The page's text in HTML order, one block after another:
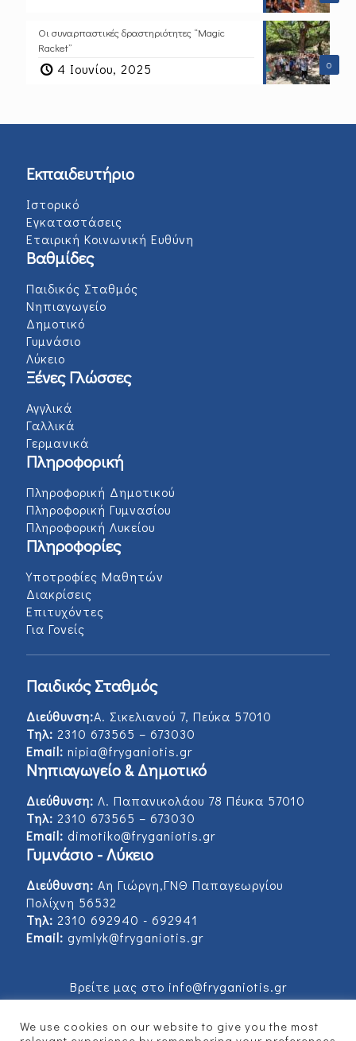
0
Οι συναρπαστικές δραστηριότητες “Magic
Racket”
4 Ιουνίου, 2025
Εκπαιδευτήριο
Ιστορικό
Εγκαταστάσεις
Εταιρική Κοινωνική Ευθύνη
Βαθμίδες
Παιδικός Σταθμός
Νηπιαγωγείο
Δημοτικό
Γυμνάσιο
Λύκειο
Ξένες Γλώσσες
Αγγλικά
Γαλλικά
Γερμανικά
Πληροφορική
Πληροφορική Δημοτικού
Πληροφορική Γυμνασίου
Πληροφορική Λυκείου
Πληροφορίες
Υποτροφίες Μαθητών
Διακρίσεις
Επιτυχόντες
Για Γονείς
Παιδικός Σταθμός
Διεύθυνση:Α. Σικελιανού 7, Πεύκα 57010
Τηλ: 2310 673565 – 673030
Email: nipia@fryganiotis.gr
Νηπιαγωγείο & Δημοτικό
Διεύθυνση: Λ. Παπανικολάου 78 Πέυκα 57010
Τηλ: 2310 673565 – 673030
Email: dimotiko@fryganiotis.gr
Γυμνάσιο - Λύκειο
Διεύθυνση: Αη Γιώργη,ΓΝΘ Παπαγεωργίου
Πολίχνη 56532
Τηλ: 2310 692940 - 692941
Email: gymlyk@fryganiotis.gr
Βρείτε μας στο info@fryganiotis.gr
We use cookies on our website to give you the most